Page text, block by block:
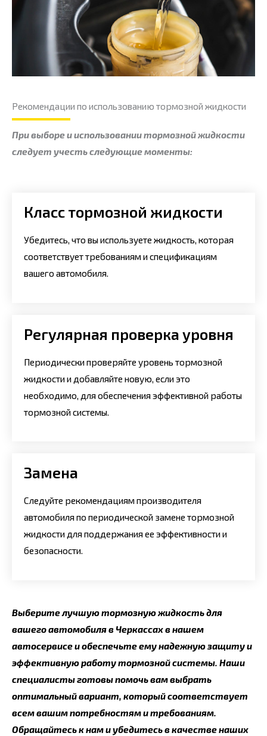
Рекомендации по использованию тормозной жидкости
При выборе и использовании тормозной жидкости
следует учесть следующие моменты:
Класс тормозной жидкости
Убедитесь, что вы используете жидкость, которая
соответствует требованиям и спецификациям
вашего автомобиля.
Регулярная проверка уровня
Периодически проверяйте уровень тормозной
жидкости и добавляйте новую, если это
необходимо, для обеспечения эффективной работы
тормозной системы.
Замена
Следуйте рекомендациям производителя
автомобиля по периодической замене тормозной
жидкости для поддержания ее эффективности и
безопасности.
Выберите лучшую тормозную жидкость для
вашего автомобиля в Черкассах в нашем
автосервисе и обеспечьте ему надежную защиту и
эффективную работу тормозной системы. Наши
специалисты готовы помочь вам выбрать
оптимальный вариант, который соответствует
всем вашим потребностям и требованиям.
Обращайтесь к нам и убедитесь в качестве наших